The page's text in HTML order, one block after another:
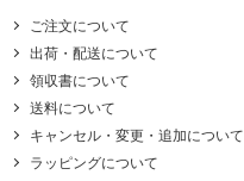
ご注文について
出荷・配送について
領収書について
送料について
キャンセル・変更・追加について
ラッピングについて